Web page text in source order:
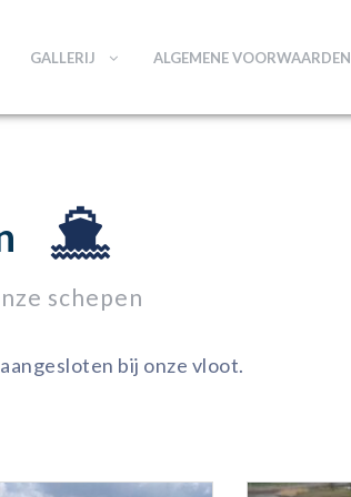
GALLERIJ ALGEMENE VOORWAARDEN
schepen
bij onze vloot.